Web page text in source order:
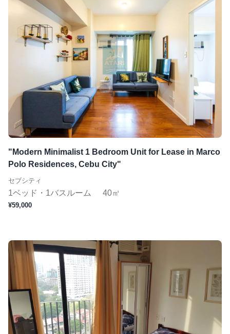
"Modern Minimalist 1 Bedroom Unit for Lease in Marco
Polo Residences, Cebu City"
セブシティ
1ベッド・1バスルーム 40㎡
¥59,000